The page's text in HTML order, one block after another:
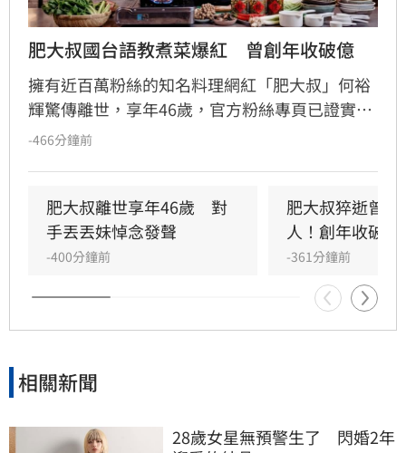
肥大叔國台語教煮菜爆紅　曾創年收破億
擁有近百萬粉絲的知名料理網紅「肥大叔」何裕
輝驚傳離世，享年46歲，官方粉絲專頁已證實噩
耗。肥大叔憑藉親切的國台語教學及招牌「嗶！
他曾創下單月千萬業績，但也因長期高強度直播
導致健康亮紅燈，近期在鏡頭前身形明顯消瘦。
儘管生前曾預告因內部整頓暫停直播，卻不幸在
4日後傳出死訊。肥大叔的離世讓粉絲深感震驚
與不捨，那道道充滿人情味的家常菜與招牌口哨
聲，將永遠留在觀眾心中成為難忘回憶。
-466分鐘前
肥大叔離世享年46歲　對
手丟丟妹悼念發聲
-400分鐘前
肥大叔猝逝曾
人！創年收破
-361分鐘前
相關新聞
28歲女星無預警生了　閃婚2年